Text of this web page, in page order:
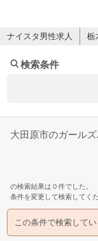
ナイスタ男性求人 栃
検索条件
大田原市のガール
の検索結果は０件でした。
条件を変更して検索してくだ
この条件で検索して